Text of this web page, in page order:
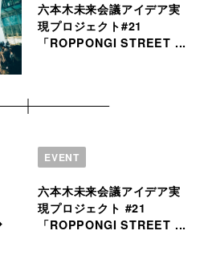
六本木未来会議アイデア実
現プロジェクト#21
「ROPPONGI STREET ...
EVENT
六本木未来会議アイデア実
現プロジェクト #21
「ROPPONGI STREET ...